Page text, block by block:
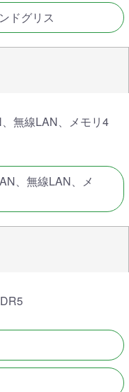
ドグリス
無線LAN、メモリ4
、無線LAN、メ